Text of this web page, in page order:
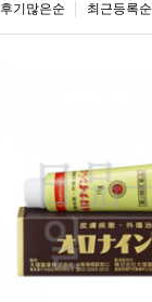
후기많은순 최근등록순